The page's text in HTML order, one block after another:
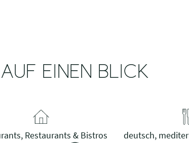
AUF EINEN BLICK
Restaurants & Bistros deutsch,